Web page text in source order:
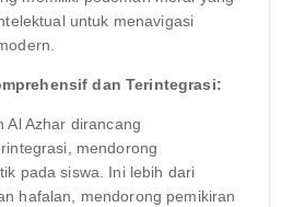
untuk menavigasi
dan Terintegrasi:
Al Azhar dirancang
mendorong
pada siswa. Ini lebih dari
hafalan, mendorong pemikiran